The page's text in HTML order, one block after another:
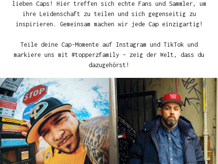
lieben Caps! Hier treffen sich echte Fans und Sammler, um
ihre Leidenschaft zu teilen und sich gegenseitig zu
inspirieren. Gemeinsam machen wir jede Cap einzigartig!
Teile deine Cap-Momente auf Instagram und TikTok und
markiere uns mit #topperzfamily – zeig der Welt, dass du
dazugehörst!